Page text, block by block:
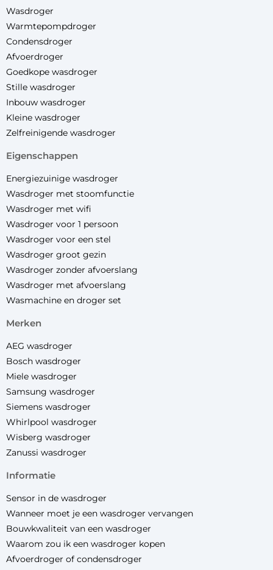
Wasdroger
Warmtepompdroger
Condensdroger
Afvoerdroger
Goedkope wasdroger
Stille wasdroger
Inbouw wasdroger
Kleine wasdroger
Zelfreinigende wasdroger
eigenschappen
Energiezuinige wasdroger
Wasdroger met stoomfunctie
Wasdroger met wifi
Wasdroger voor 1 persoon
Wasdroger voor een stel
Wasdroger groot gezin
Wasdroger zonder afvoerslang
Wasdroger met afvoerslang
Wasmachine en droger set
merken
AEG wasdroger
Bosch wasdroger
Miele wasdroger
Samsung wasdroger
Siemens wasdroger
Whirlpool wasdroger
Wisberg wasdroger
Zanussi wasdroger
informatie
Sensor in de wasdroger
Wanneer moet je een wasdroger vervangen
Bouwkwaliteit van een wasdroger
Waarom zou ik een wasdroger kopen
Afvoerdroger of condensdroger